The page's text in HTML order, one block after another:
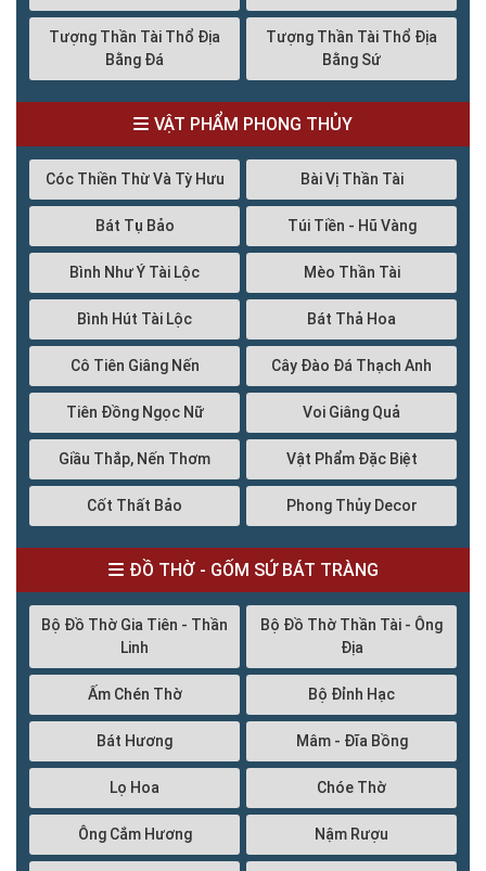
Tượng Thần Tài Thổ Địa
Bằng Đá
Tượng Thần Tài Thổ Địa
Bằng Sứ
VẬT PHẨM PHONG THỦY
Cóc Thiền Thừ Và Tỳ Hưu Bài Vị Thần Tài
Bát Tụ Bảo Túi Tiền - Hũ Vàng
Bình Như Ý Tài Lộc Mèo Thần Tài
Bình Hút Tài Lộc Bát Thả Hoa
Cô Tiên Giâng Nến Cây Đào Đá Thạch Anh
Tiên Đồng Ngọc Nữ Voi Giâng Quả
Giầu Thắp, Nến Thơm Vật Phẩm Đặc Biệt
Cốt Thất Bảo Phong Thủy Decor
ĐỒ THỜ - GỐM SỨ BÁT TRÀNG
Bộ Đồ Thờ Gia Tiên - Thần
Linh
Bộ Đồ Thờ Thần Tài - Ông
Địa
Ấm Chén Thờ Bộ Đỉnh Hạc
Bát Hương Mâm - Đĩa Bồng
Lọ Hoa Chóe Thờ
Ông Cắm Hương Nậm Rượu